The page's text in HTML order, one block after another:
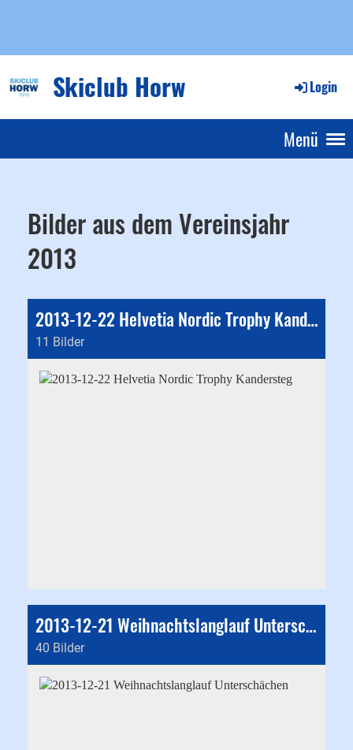
Skiclub Horw Login
Menü
Bilder aus dem Vereinsjahr
2013
2013-12-22 Helvetia Nordic Trophy Kandersteg
11 Bilder
2013-12-21 Weihnachtslanglauf Unterschächen
40 Bilder